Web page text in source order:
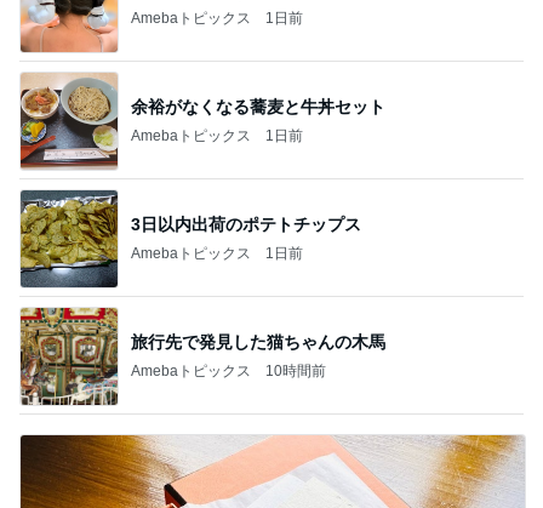
Amebaトピックス 1日前
余裕がなくなる蕎麦と牛丼セット
Amebaトピックス 1日前
3日以内出荷のポテトチップス
Amebaトピックス 1日前
旅行先で発見した猫ちゃんの木馬
Amebaトピックス 10時間前